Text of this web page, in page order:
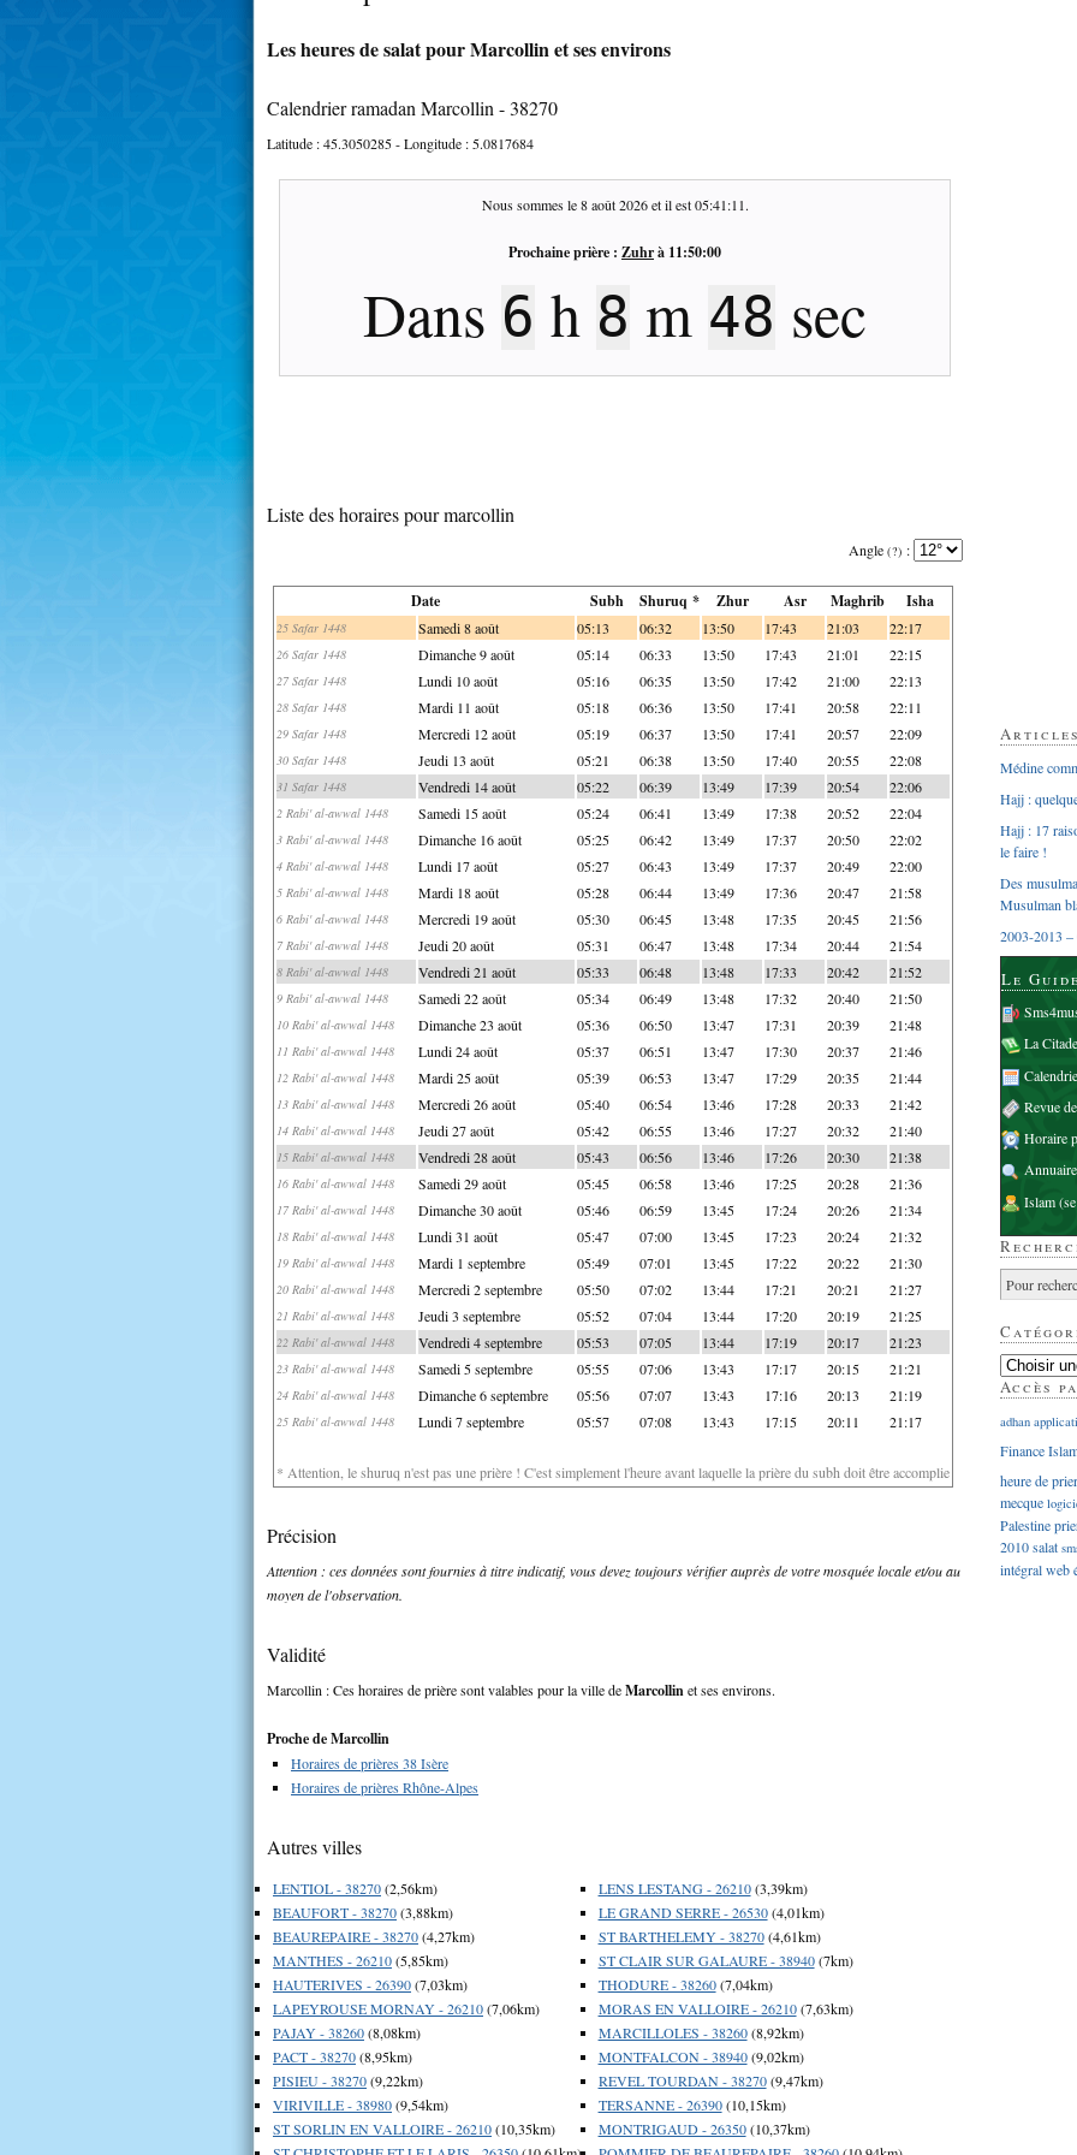
Les heures de salat pour Marcollin et ses environs
Calendrier ramadan Marcollin - 38270
Latitude :45.3050285- Longitude : 5.0817684
Nous sommes le8 août 2026et il est05:41:12.
Prochaine prière : Zuhrà 11:50:00
Dans 6 h 8 m 47 sec
Liste des horaires pour marcollin
Angle (?) :
Date Subh Shuruq * Zhur Asr Maghrib Isha
25 Safar 1448 Samedi 8 août 05:13 06:32 13:50 17:43 21:03 22:17
26 Safar 1448 Dimanche 9 août 05:14 06:33 13:50 17:43 21:01 22:15
27 Safar 1448 Lundi 10 août 05:16 06:35 13:50 17:42 21:00 22:13
28 Safar 1448 Mardi 11 août 05:18 06:36 13:50 17:41 20:58 22:11
29 Safar 1448 Mercredi 12 août 05:19 06:37 13:50 17:41 20:57 22:09
30 Safar 1448 Jeudi 13 août 05:21 06:38 13:50 17:40 20:55 22:08
31 Safar 1448 Vendredi 14 août 05:22 06:39 13:49 17:39 20:54 22:06
2 Rabi' al-awwal 1448 Samedi 15 août 05:24 06:41 13:49 17:38 20:52 22:04
3 Rabi' al-awwal 1448 Dimanche 16 août 05:25 06:42 13:49 17:37 20:50 22:02
4 Rabi' al-awwal 1448 Lundi 17 août 05:27 06:43 13:49 17:37 20:49 22:00
5 Rabi' al-awwal 1448 Mardi 18 août 05:28 06:44 13:49 17:36 20:47 21:58
6 Rabi' al-awwal 1448 Mercredi 19 août 05:30 06:45 13:48 17:35 20:45 21:56
7 Rabi' al-awwal 1448 Jeudi 20 août 05:31 06:47 13:48 17:34 20:44 21:54
8 Rabi' al-awwal 1448 Vendredi 21 août 05:33 06:48 13:48 17:33 20:42 21:52
9 Rabi' al-awwal 1448 Samedi 22 août 05:34 06:49 13:48 17:32 20:40 21:50
10 Rabi' al-awwal 1448 Dimanche 23 août 05:36 06:50 13:47 17:31 20:39 21:48
11 Rabi' al-awwal 1448 Lundi 24 août 05:37 06:51 13:47 17:30 20:37 21:46
12 Rabi' al-awwal 1448 Mardi 25 août 05:39 06:53 13:47 17:29 20:35 21:44
13 Rabi' al-awwal 1448 Mercredi 26 août 05:40 06:54 13:46 17:28 20:33 21:42
14 Rabi' al-awwal 1448 Jeudi 27 août 05:42 06:55 13:46 17:27 20:32 21:40
15 Rabi' al-awwal 1448 Vendredi 28 août 05:43 06:56 13:46 17:26 20:30 21:38
16 Rabi' al-awwal 1448 Samedi 29 août 05:45 06:58 13:46 17:25 20:28 21:36
17 Rabi' al-awwal 1448 Dimanche 30 août 05:46 06:59 13:45 17:24 20:26 21:34
18 Rabi' al-awwal 1448 Lundi 31 août 05:47 07:00 13:45 17:23 20:24 21:32
19 Rabi' al-awwal 1448 Mardi 1 septembre 05:49 07:01 13:45 17:22 20:22 21:30
20 Rabi' al-awwal 1448 Mercredi 2 septembre 05:50 07:02 13:44 17:21 20:21 21:27
21 Rabi' al-awwal 1448 Jeudi 3 septembre 05:52 07:04 13:44 17:20 20:19 21:25
22 Rabi' al-awwal 1448 Vendredi 4 septembre 05:53 07:05 13:44 17:19 20:17 21:23
23 Rabi' al-awwal 1448 Samedi 5 septembre 05:55 07:06 13:43 17:17 20:15 21:21
24 Rabi' al-awwal 1448 Dimanche 6 septembre 05:56 07:07 13:43 17:16 20:13 21:19
25 Rabi' al-awwal 1448 Lundi 7 septembre 05:57 07:08 13:43 17:15 20:11 21:17
* Attention, le shuruq n'est pas une prière ! C'est simplement l'heure avant laquelle la prière du subh doit être accomplie
Précision
Attention : ces données sont fournies à titre indicatif, vous devez toujours vérifier auprès de votre mosquée locale et/ou au
moyen de l'observation.
Validité
Marcollin : Ces horaires de prière sont valables pour la ville deMarcollinet ses environs.
Proche de Marcollin
Horaires de prières 38 Isère
Horaires de prières Rhône-Alpes
Autres villes
LENTIOL - 38270(2,56km)
BEAUFORT - 38270(3,88km)
BEAUREPAIRE - 38270(4,27km)
MANTHES - 26210(5,85km)
HAUTERIVES - 26390(7,03km)
LAPEYROUSE MORNAY - 26210(7,06km)
PAJAY - 38260(8,08km)
PACT - 38270(8,95km)
PISIEU - 38270(9,22km)
VIRIVILLE - 38980(9,54km)
ST SORLIN EN VALLOIRE - 26210(10,35km)
LENS LESTANG - 26210(3,39km)
LE GRAND SERRE - 26530(4,01km)
ST BARTHELEMY - 38270(4,61km)
ST CLAIR SUR GALAURE - 38940(7km)
THODURE - 38260(7,04km)
MORAS EN VALLOIRE - 26210(7,63km)
MARCILLOLES - 38260(8,92km)
MONTFALCON - 38940(9,02km)
REVEL TOURDAN - 38270(9,47km)
TERSANNE - 26390(10,15km)
MONTRIGAUD - 26350(10,37km)
Médine
Hajj :
Hajj : 17
le faire !
Des
Musulman
2003-2013 –
Le
La
Revue
Horaire
Islam
Accès
adhan
Finance
heure de
mecque
Palestine
2010salat
intégralweb